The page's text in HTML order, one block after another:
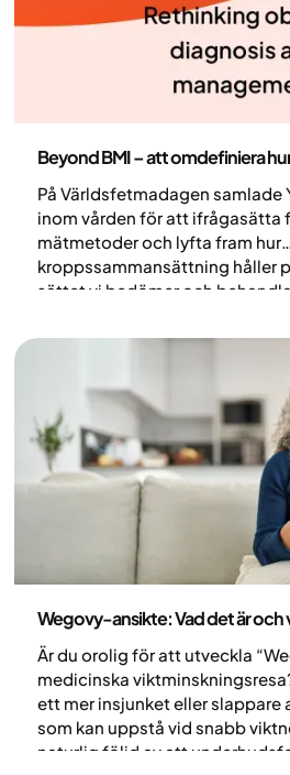
Beyond BMI – att omdefiniera
På Världsfetmadagen samlade
inom vården för att ifrågasätta
mätmetoder och lyfta fram hur
kroppssammansättning håller
sättet vi bedömer och
Wegovy-ansikte: Vad det är
Är du orolig för att utveckla
medicinska
ett mer insjunket eller slappare
som kan uppstå vid snabb
naturlig följd av att